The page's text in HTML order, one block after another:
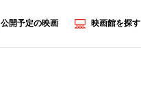
公開予定の映画 映画館を探す